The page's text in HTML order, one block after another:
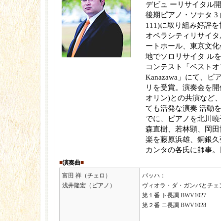
デビュ ーリサイタル
後期ピアノ・ソナタ 3
111)に取り組み好評
オペラシティリサイ
ートホール、東京文
地でソロリサイタ ル
コンテスト「ベスト
Kanazawa」にて、ピ
リを受賞。演奏会を
オリン)との共演など
ても活発な演奏 活動
でに、ピアノを北川
森直樹、若林顕、岡
楽を藤原浜雄、銅銀
カンタの各氏に師事
■演奏曲■
富田 祥（チェロ）
浅井隆宏（ピアノ）
バッハ：
ヴィオラ・ダ・ガンバとチ
第１番 ト長調 BWV1027
第２番 ニ長調 BWV1028